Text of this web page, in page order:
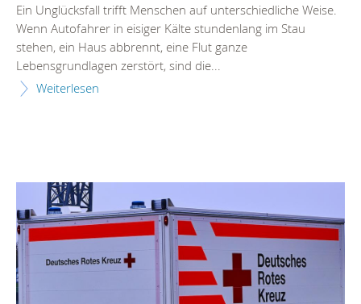
Ein Unglücksfall trifft Menschen auf unterschiedliche Weise.
Wenn Autofahrer in eisiger Kälte stundenlang im Stau
stehen, ein Haus abbrennt, eine Flut ganze
Lebensgrundlagen zerstört, sind die...
Weiterlesen